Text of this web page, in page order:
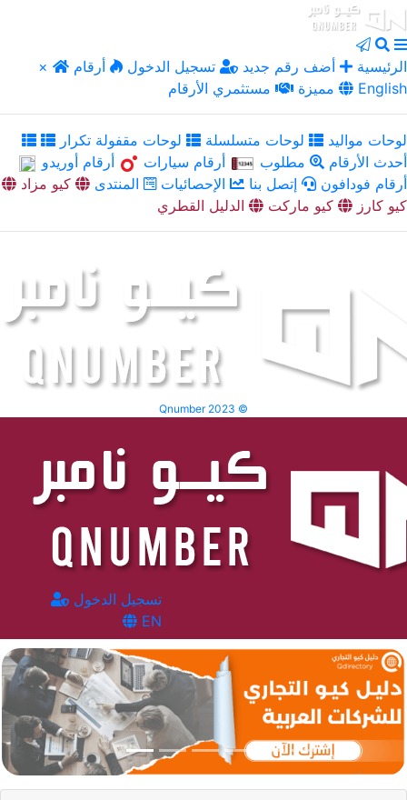
× الرئيسية أضف رقم جديد تسجيل الدخول
أرقام
مميزة
مستثمري الأرقام English
لوحات مواليد لوحات متسلسلة
لوحات مقفولة تكرار
أحدث الأرقام
مطلوب أرقام سيارات
أرقام أوريدو
أرقام فودافون
إتصل بنا الإحصائيات المنتدى
كيو مزاد
كيو كارز
كيو ماركت الدليل القطري
Qnumber 2023 ©
تسجيل الدخول
EN